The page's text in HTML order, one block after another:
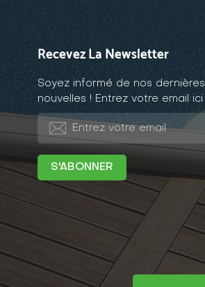
Recevez La Newsletter
Soyez informé de nos dernières
nouvelles ! Entrez votre email ici